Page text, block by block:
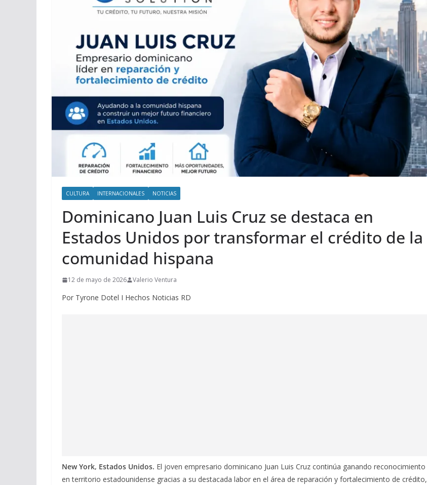
CULTURA INTERNACIONALES NOTICIAS
Dominicano Juan Luis Cruz se destaca en
Estados Unidos por transformar el crédito de la
comunidad hispana
12 de mayo de 2026 Valerio Ventura
Por Tyrone Dotel I Hechos Noticias RD
New York, Estados Unidos. El joven empresario dominicano Juan Luis Cruz continúa ganando reconocimiento
en territorio estadounidense gracias a su destacada labor en el área de reparación y fortalecimiento de crédito,